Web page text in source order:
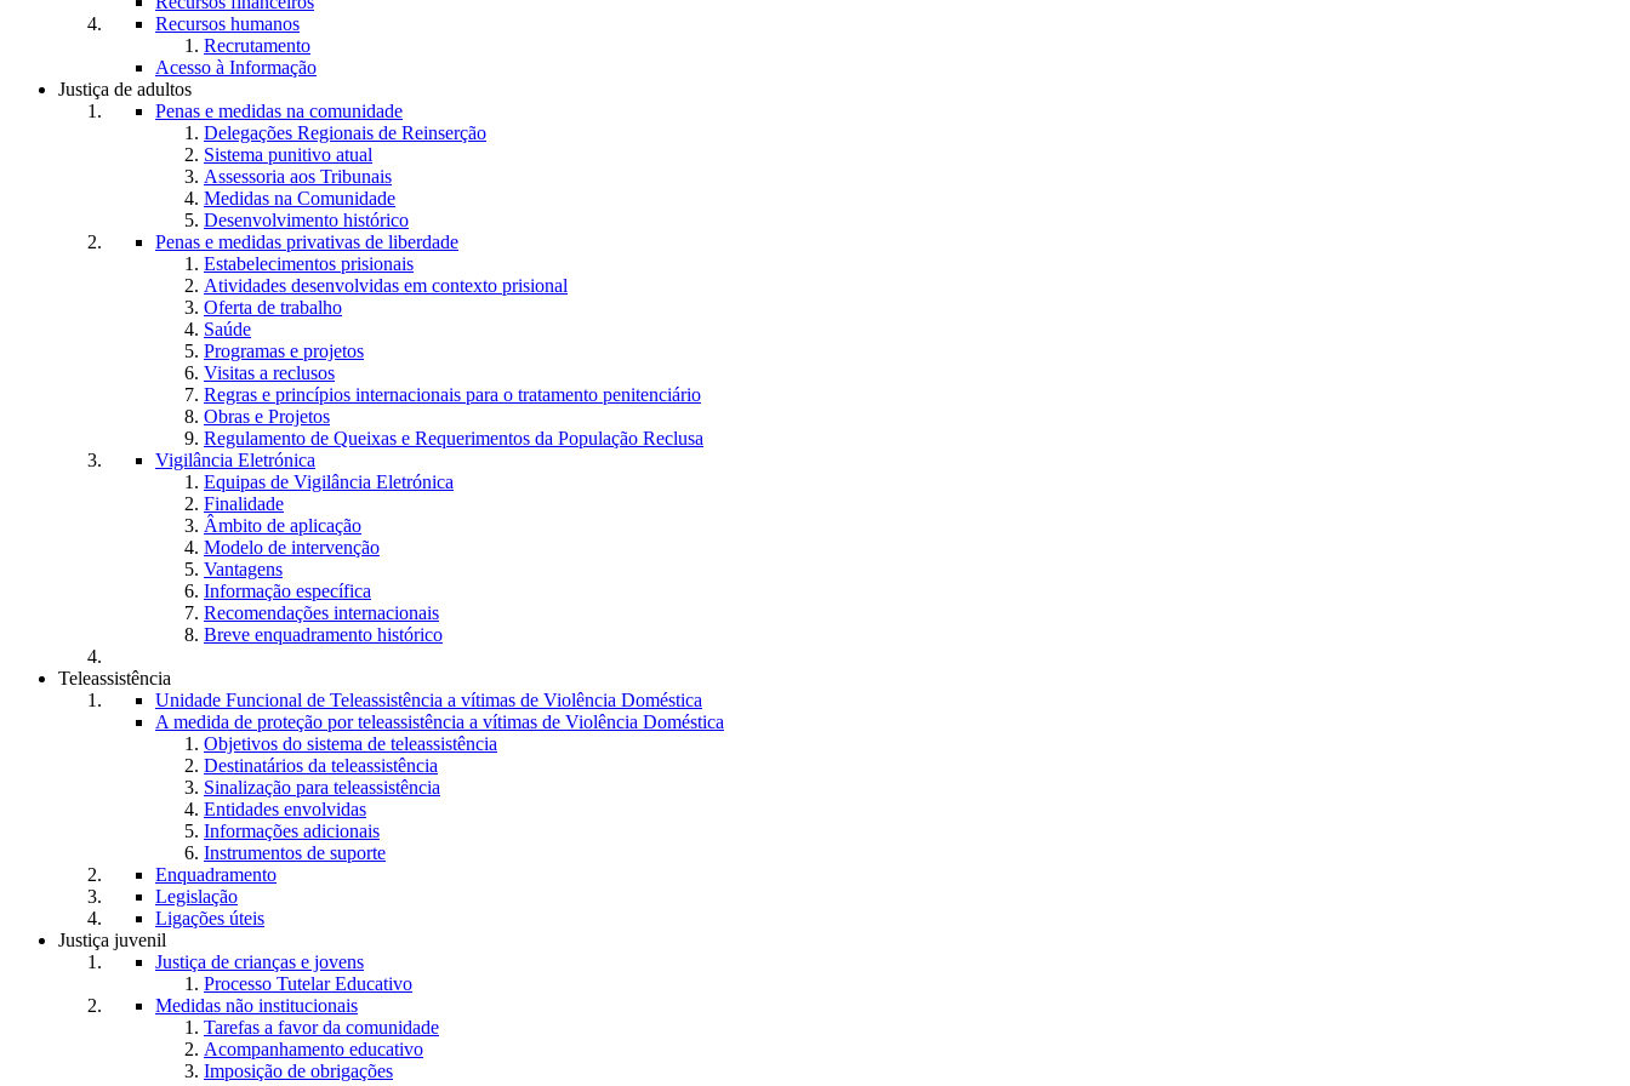
Recursos humanos
Recrutamento
Acesso à Informação
Justiça de adultos
Penas e medidas na comunidade
Delegações Regionais de Reinserção
Sistema punitivo atual
Assessoria aos Tribunais
Medidas na Comunidade
Desenvolvimento histórico
Penas e medidas privativas de liberdade
Estabelecimentos prisionais
Atividades desenvolvidas em contexto prisional
Oferta de trabalho
Saúde
Programas e projetos
Visitas a reclusos
Regras e princípios internacionais para o tratamento penitenciário
Obras e Projetos
Regulamento de Queixas e Requerimentos da População Reclusa
Vigilância Eletrónica
Equipas de Vigilância Eletrónica
Finalidade
Âmbito de aplicação
Modelo de intervenção
Vantagens
Informação específica
Recomendações internacionais
Breve enquadramento histórico
Teleassistência
Unidade Funcional de Teleassistência a vítimas de Violência Doméstica
A medida de proteção por teleassistência a vítimas de Violência Doméstica
Objetivos do sistema de teleassistência
Destinatários da teleassistência
Sinalização para teleassistência
Entidades envolvidas
Informações adicionais
Instrumentos de suporte
Enquadramento
Legislação
Ligações úteis
Justiça juvenil
Justiça de crianças e jovens
Processo Tutelar Educativo
Medidas não institucionais
Tarefas a favor da comunidade
Acompanhamento educativo
Imposição de obrigações